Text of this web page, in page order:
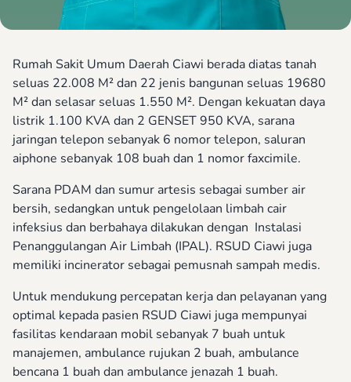
Rumah Sakit Umum Daerah Ciawi berada diatas tanah
seluas 22.008 M² dan 22 jenis bangunan seluas 19680
M² dan selasar seluas 1.550 M². Dengan kekuatan daya
listrik 1.100 KVA dan 2 GENSET 950 KVA, sarana
jaringan telepon sebanyak 6 nomor telepon, saluran
aiphone sebanyak 108 buah dan 1 nomor faxcimile.
Sarana PDAM dan sumur artesis sebagai sumber air
bersih, sedangkan untuk pengelolaan limbah cair
infeksius dan berbahaya dilakukan dengan Instalasi
Penanggulangan Air Limbah (IPAL). RSUD Ciawi juga
memiliki incinerator sebagai pemusnah sampah medis.
Untuk mendukung percepatan kerja dan pelayanan yang
optimal kepada pasien RSUD Ciawi juga mempunyai
fasilitas kendaraan mobil sebanyak 7 buah untuk
manajemen, ambulance rujukan 2 buah, ambulance
bencana 1 buah dan ambulance jenazah 1 buah.